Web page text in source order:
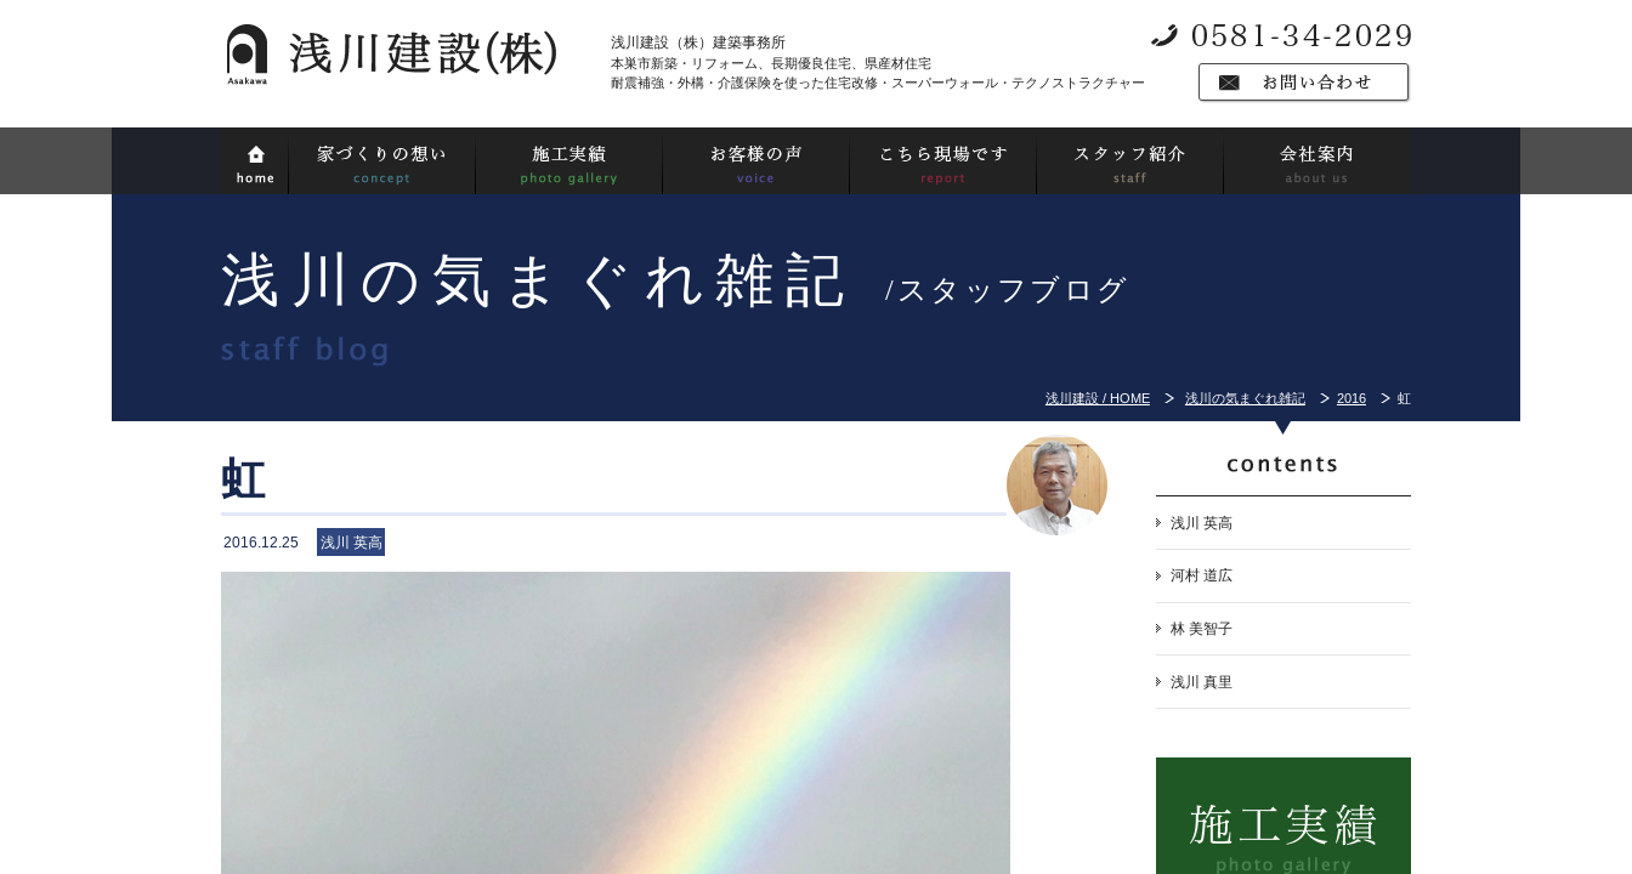
浅川建設（株）建築事務所
本巣市新築・リフォーム、長期優良住宅、県産材住宅
耐震補強・外構・介護保険を使った住宅改修・スーパーウォール・テクノストラクチャー
浅川の気まぐれ雑記 /スタッフブログ
浅川建設 / HOME 浅川の気まぐれ雑記 2016 虹
虹
2016.12.25 浅川 英高
浅川 英高
河村 道広
林 美智子
浅川 真里